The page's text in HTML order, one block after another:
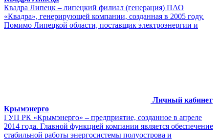
Квадра Липецк – липецкий филиал (генерация) ПАО
«Квадра», генерирующей компании, созданная в 2005 году.
Помимо Липецкой области, поставщик электроэнергии и
Личный кабинет
Крымэнерго
ГУП РК «Крымэнерго» – предприятие, созданное в апреле
2014 года. Главной функцией компании является обеспечение
стабильной работы энергосистемы полуострова и